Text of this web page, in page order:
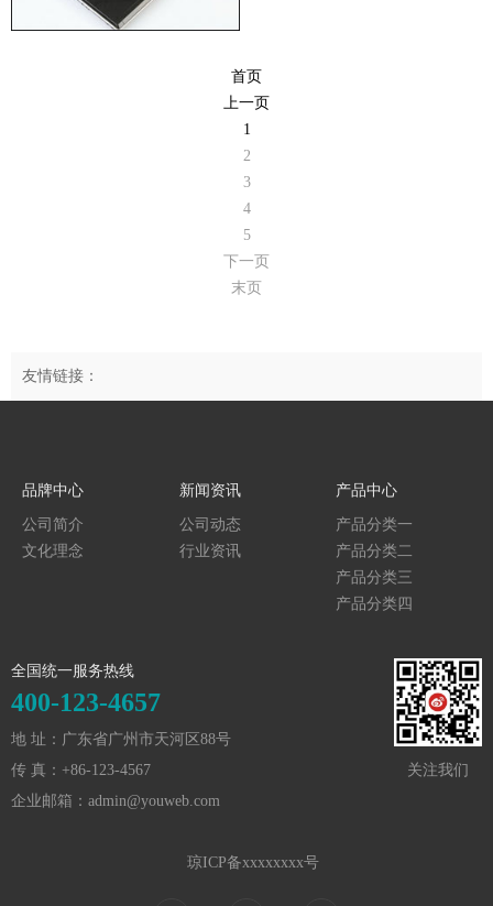
首页
上一页
1
2
3
4
5
下一页
末页
友情链接：
品牌中心
公司简介
文化理念
新闻资讯
公司动态
行业资讯
产品中心
产品分类一
产品分类二
产品分类三
产品分类四
全国统一服务热线
400-123-4657
地 址：广东省广州市天河区88号
传 真：+86-123-4567
企业邮箱：admin@youweb.com
关注我们
琼ICP备xxxxxxxx号